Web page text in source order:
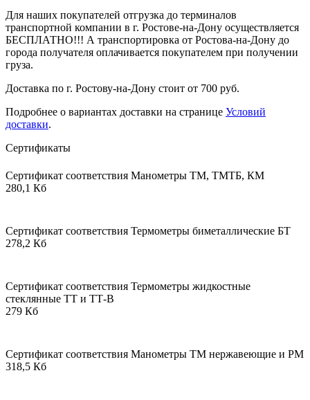
Для наших покупателей отгрузка до терминалов
транспортной компании в г. Ростове-на-Дону осуществляется
БЕСПЛАТНО!!! А транспортировка от Ростова-на-Дону до
города получателя оплачивается покупателем при получении
груза.
Доставка по г. Ростову-на-Дону стоит от 700 руб.
Подробнее о вариантах доставки на странице Условий
доставки.
Сертификаты
Сертификат соответствия Манометры ТМ, ТМТБ, КМ
280,1 Кб
Сертификат соответствия Термометры биметаллические БТ
278,2 Кб
Сертификат соответствия Термометры жидкостные
стеклянные ТТ и ТТ-В
279 Кб
Сертификат соответствия Манометры ТМ нержавеющие и РМ
318,5 Кб